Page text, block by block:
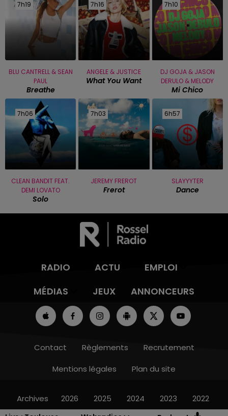
7h19
7h19
BLU CANTRELL & SEAN
PAUL
Breathe
7h16
7h16
ANGELE & JUSTICE
What You Want
7h10
7h10
DJ GOJA & JASON
DERULO & MELODY
Mi Chico
7h06
7h06
CLEAN BANDIT FEAT.
DEMI LOVATO
Solo
7h03
7h03
JEREMY FREROT
Frerot
6h57
6h57
SLAYYYTER
Dance
RADIO ACTU
EMPLOI
MÉDIAS
JEUX ANNONCEURS
Contact Règlements
Recrutement
Mentions légales
Plan du site
Archives 2026 2025 2024 2023 2022